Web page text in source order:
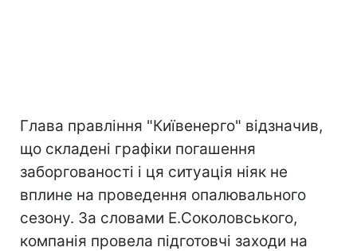
Глава правління "Київенерго" відзначив,
що складені графіки погашення
заборгованості і ця ситуація ніяк не
вплине на проведення опалювального
сезону. За словами Е.Соколовського,
компанія провела підготовчі заходи на